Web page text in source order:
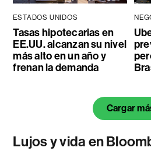
ESTADOS UNIDOS
Tasas hipotecarias en
EE.UU. alcanzan su nivel
más alto en un año y
frenan la demanda
Cargar
Lujos y vida en